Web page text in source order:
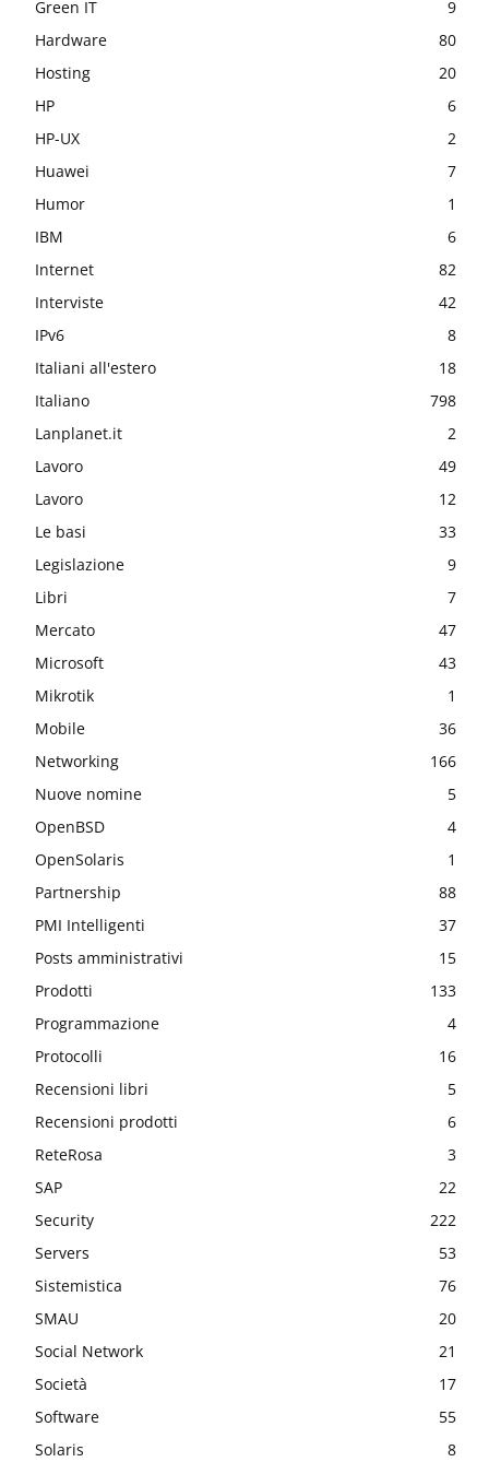
Green IT
9
Hardware
80
Hosting
20
HP
6
HP-UX
2
Huawei
7
Humor
1
IBM
6
Internet
82
Interviste
42
IPv6
8
Italiani all'estero
18
Italiano
798
Lanplanet.it
2
Lavoro
49
Lavoro
12
Le basi
33
Legislazione
9
Libri
7
Mercato
47
Microsoft
43
Mikrotik
1
Mobile
36
Networking
166
Nuove nomine
5
OpenBSD
4
OpenSolaris
1
Partnership
88
PMI Intelligenti
37
Posts amministrativi
15
Prodotti
133
Programmazione
4
Protocolli
16
Recensioni libri
5
Recensioni prodotti
6
ReteRosa
3
SAP
22
Security
222
Servers
53
Sistemistica
76
SMAU
20
Social Network
21
Società
17
Software
55
Solaris
8